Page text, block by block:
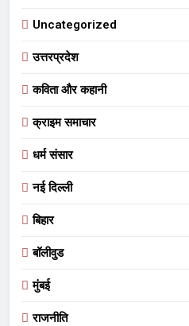
Uncategorized
उत्तरप्रदेश
कविता और कहानी
क्राइम समाचार
धर्म संसार
नई दिल्ली
बिहार
बॉलीवुड
मुंबई
राजनीति